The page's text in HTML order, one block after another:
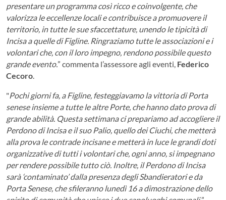
presentare un programma così ricco e coinvolgente, che
valorizza le eccellenze locali e contribuisce a promuovere il
territorio, in tutte le sue sfaccettature, unendo le tipicità di
Incisa a quelle di Figline. Ringraziamo tutte le associazioni e i
volontari che, con il loro impegno, rendono possibile questo
grande evento.” commenta l’assessore agli eventi, Federico
Cecoro.
"Pochi giorni fa, a Figline, festeggiavamo la vittoria di Porta
senese insieme a tutte le altre Porte, che hanno dato prova di
grande abilità. Questa settimana ci prepariamo ad accogliere il
Perdono di Incisa e il suo Palio, quello dei Ciuchi, che metterà
alla prova le contrade incisane e metterà in luce le grandi doti
organizzative di tutti i volontari che, ogni anno, si impegnano
per rendere possibile tutto ciò. Inoltre, il Perdono di Incisa
sarà ‘contaminato’ dalla presenza degli Sbandieratori e da
Porta Senese, che sfileranno lunedì 16 a dimostrazione dello